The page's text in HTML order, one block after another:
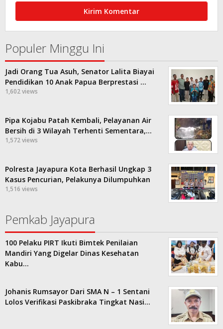
Populer Minggu Ini
Jadi Orang Tua Asuh, Senator Lalita Biayai
Pendidikan 10 Anak Papua Berprestasi …
1,602 views
Pipa Kojabu Patah Kembali, Pelayanan Air
Bersih di 3 Wilayah Terhenti Sementara,…
1,572 views
Polresta Jayapura Kota Berhasil Ungkap 3
Kasus Pencurian, Pelakunya Dilumpuhkan
1,516 views
Pemkab Jayapura
100 Pelaku PIRT Ikuti Bimtek Penilaian
Mandiri Yang Digelar Dinas Kesehatan
Kabu…
Johanis Rumsayor Dari SMA N – 1 Sentani
Lolos Verifikasi Paskibraka Tingkat Nasi…